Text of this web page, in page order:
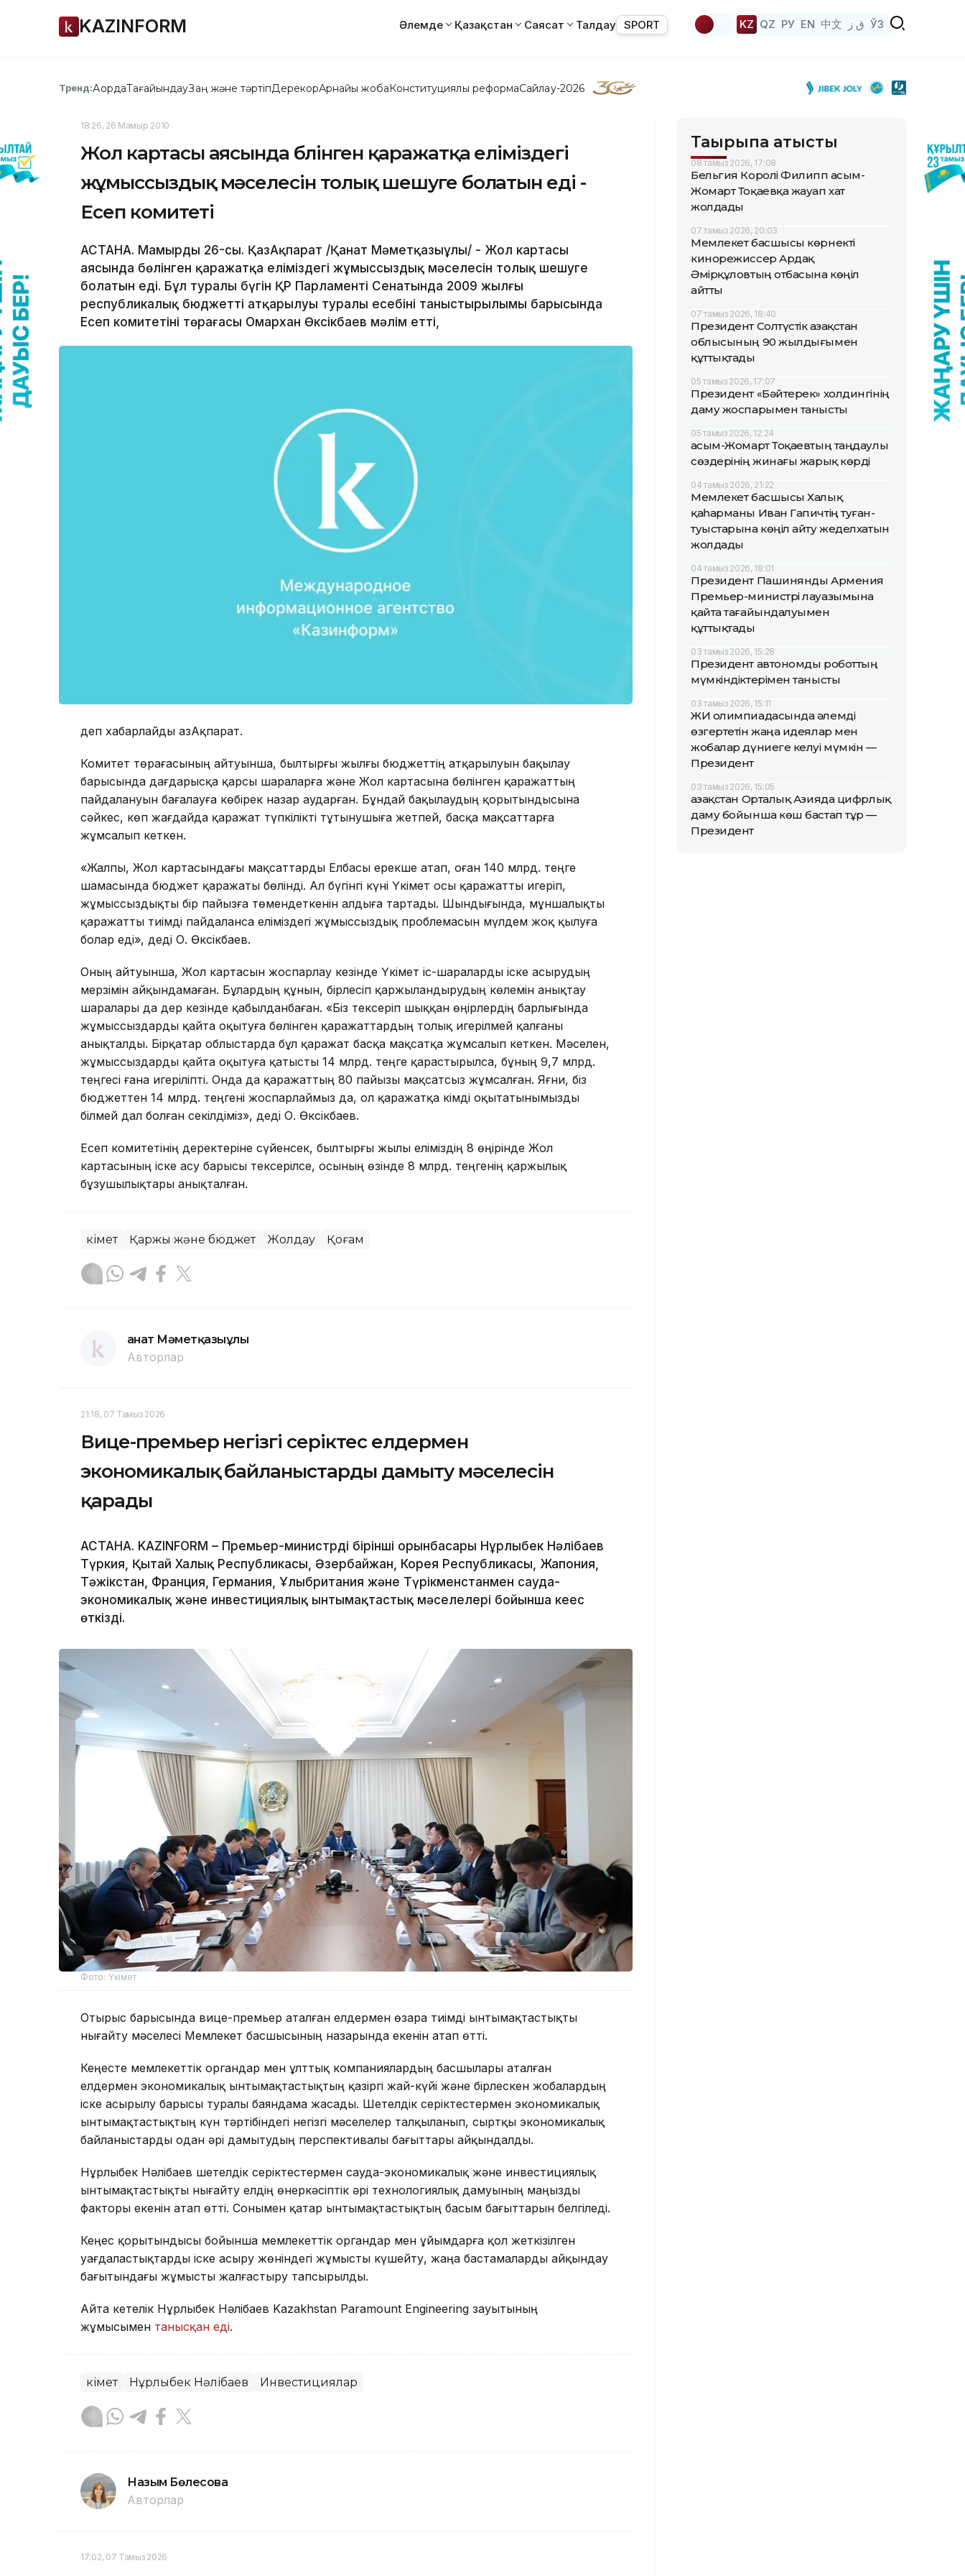
KAZINFORM Әлемде Қазақстан Саясат Талдау SPORT KZ QZ РУ EN 中文 ق ز ЎЗ
Тренд:АқордаТағайындауЗаң және тәртіпДерекқорАрнайы жобаКонституциялық реформаСайлау-2026
18:26, 26 Мамыр 2010
Жол картасы аясында бөлінген қаражатқа еліміздегі
жұмыссыздық мәселесін толық шешуге болатын еді -
Есеп комитеті
АСТАНА. Мамырдың 26-сы. ҚазАқпарат /Қанат Мәметқазыұлы/ - Жол картасы
аясында бөлінген қаражатқа еліміздегі жұмыссыздық мәселесін толық шешуге
болатын еді. Бұл туралы бүгін ҚР Парламенті Сенатында 2009 жылғы
республикалық бюджеттің атқарылуы туралы есебінің таныстырылымы барысында
Есеп комитетінің төрағасы Омархан Өксікбаев мәлім етті,
деп хабарлайды ҚазАқпарат.
Комитет төрағасының айтуынша, былтырғы жылғы бюджеттің атқарылуын бақылау
барысында дағдарысқа қарсы шараларға және Жол картасына бөлінген қаражаттың
пайдалануын бағалауға көбірек назар аударған. Бұндай бақылаудың қорытындысына
сәйкес, көп жағдайда қаражат түпкілікті тұтынушыға жетпей, басқа мақсаттарға
жұмсалып кеткен.
«Жалпы, Жол картасындағы мақсаттарды Елбасы ерекше атап, оған 140 млрд. теңге
шамасында бюджет қаражаты бөлінді. Ал бүгінгі күні Үкімет осы қаражатты игеріп,
жұмыссыздықты бір пайызға төмендеткенін алдыға тартады. Шындығында, мұншалықты
қаражатты тиімді пайдаланса еліміздегі жұмыссыздық проблемасын мүлдем жоқ қылуға
болар еді», деді О. Өксікбаев.
Оның айтуынша, Жол картасын жоспарлау кезінде Үкімет іс-шараларды іске асырудың
мерзімін айқындамаған. Бұлардың құнын, бірлесіп қаржыландырудың көлемін анықтау
шаралары да дер кезінде қабылданбаған. «Біз тексеріп шыққан өңірлердің барлығында
жұмыссыздарды қайта оқытуға бөлінген қаражаттардың толық игерілмей қалғаны
анықталды. Бірқатар облыстарда бұл қаражат басқа мақсатқа жұмсалып кеткен. Мәселен,
жұмыссыздарды қайта оқытуға қатысты 14 млрд. теңге қарастырылса, бұның 9,7 млрд.
теңгесі ғана игеріліпті. Онда да қаражаттың 80 пайызы мақсатсыз жұмсалған. Яғни, біз
бюджеттен 14 млрд. теңгені жоспарлаймыз да, ол қаражатқа кімді оқытатынымызды
білмей дал болған секілдіміз», деді О. Өксікбаев.
Есеп комитетінің деректеріне сүйенсек, былтырғы жылы еліміздің 8 өңірінде Жол
картасының іске асу барысы тексерілсе, осының өзінде 8 млрд. теңгенің қаржылық
бұзушылықтары анықталған.
Үкімет Қаржы және бюджет Жолдау Қоғам
Қанат Мәметқазыұлы
Авторлар
21:18, 07 Тамыз 2026
Вице-премьер негізгі серіктес елдермен
экономикалық байланыстарды дамыту мәселесін
қарады
АСТАНА. KAZINFORM – Премьер-министрдің бірінші орынбасары Нұрлыбек Нәлібаев
Түркия, Қытай Халық Республикасы, Әзербайжан, Корея Республикасы, Жапония,
Тәжікстан, Франция, Германия, Ұлыбритания және Түрікменстанмен сауда-
экономикалық және инвестициялық ынтымақтастық мәселелері бойынша кеңес
өткізді.
Фото: Үкімет
Отырыс барысында вице-премьер аталған елдермен өзара тиімді ынтымақтастықты
нығайту мәселесі Мемлекет басшысының назарында екенін атап өтті.
Кеңесте мемлекеттік органдар мен ұлттық компаниялардың басшылары аталған
елдермен экономикалық ынтымақтастықтың қазіргі жай-күйі және бірлескен жобалардың
іске асырылу барысы туралы баяндама жасады. Шетелдік серіктестермен экономикалық
ынтымақтастықтың күн тәртібіндегі негізгі мәселелер талқыланып, сыртқы экономикалық
байланыстарды одан әрі дамытудың перспективалы бағыттары айқындалды.
Нұрлыбек Нәлібаев шетелдік серіктестермен сауда-экономикалық және инвестициялық
ынтымақтастықты нығайту елдің өнеркәсіптік әрі технологиялық дамуының маңызды
факторы екенін атап өтті. Сонымен қатар ынтымақтастықтың басым бағыттарын белгіледі.
Кеңес қорытындысы бойынша мемлекеттік органдар мен ұйымдарға қол жеткізілген
уағдаластықтарды іске асыру жөніндегі жұмысты күшейту, жаңа бастамаларды айқындау
бағытындағы жұмысты жалғастыру тапсырылды.
Айта кетелік Нұрлыбек Нәлібаев Kazakhstan Paramount Engineering зауытының
жұмысымен танысқан еді.
Үкімет Нұрлыбек Нәлібаев Инвестициялар
Назым Бөлесова
Авторлар
17:02, 07 Тамыз 2026
Тақырыпқа қатысты
08 тамыз 2026, 17:08
Бельгия Королі Филипп Қасым-
Жомарт Тоқаевқа жауап хат
жолдады
07 тамыз 2026, 20:03
Мемлекет басшысы көрнекті
кинорежиссер Ардақ
Әмірқұловтың отбасына көңіл
айтты
07 тамыз 2026, 18:40
Президент Солтүстік Қазақстан
облысының 90 жылдығымен
құттықтады
05 тамыз 2026, 17:07
Президент «Бәйтерек» холдингінің
даму жоспарымен танысты
05 тамыз 2026, 12:24
Қасым-Жомарт Тоқаевтың таңдаулы
сөздерінің жинағы жарық көрді
04 тамыз 2026, 21:22
Мемлекет басшысы Халық
қаһарманы Иван Гапичтің туған-
туыстарына көңіл айту жеделхатын
жолдады
04 тамыз 2026, 18:01
Президент Пашинянды Армения
Премьер-министрі лауазымына
қайта тағайындалуымен
құттықтады
03 тамыз 2026, 15:28
Президент автономды роботтың
мүмкіндіктерімен танысты
03 тамыз 2026, 15:11
ЖИ олимпиадасында әлемді
өзгертетін жаңа идеялар мен
жобалар дүниеге келуі мүмкін —
Президент
03 тамыз 2026, 15:05
Қазақстан Орталық Азияда цифрлық
даму бойынша көш бастап тұр —
Президент